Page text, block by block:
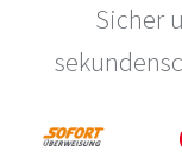
Sicher